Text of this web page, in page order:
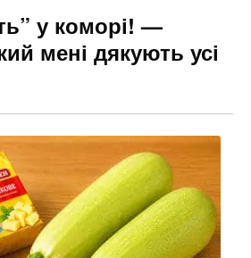
у коморі! —
мені дякують усі